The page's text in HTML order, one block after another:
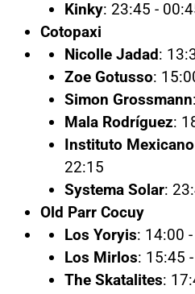
Kinky: 23:45 -
Cotopaxi
Nicolle Jadad:
Zoe Gotusso:
Simon Grossmann
Mala Rodríguez:
Instituto
22:15
Systema Solar:
Old Parr Cocuy
Los Yoryis: 14:00
Los Mirlos: 15:45
The Skatalites: